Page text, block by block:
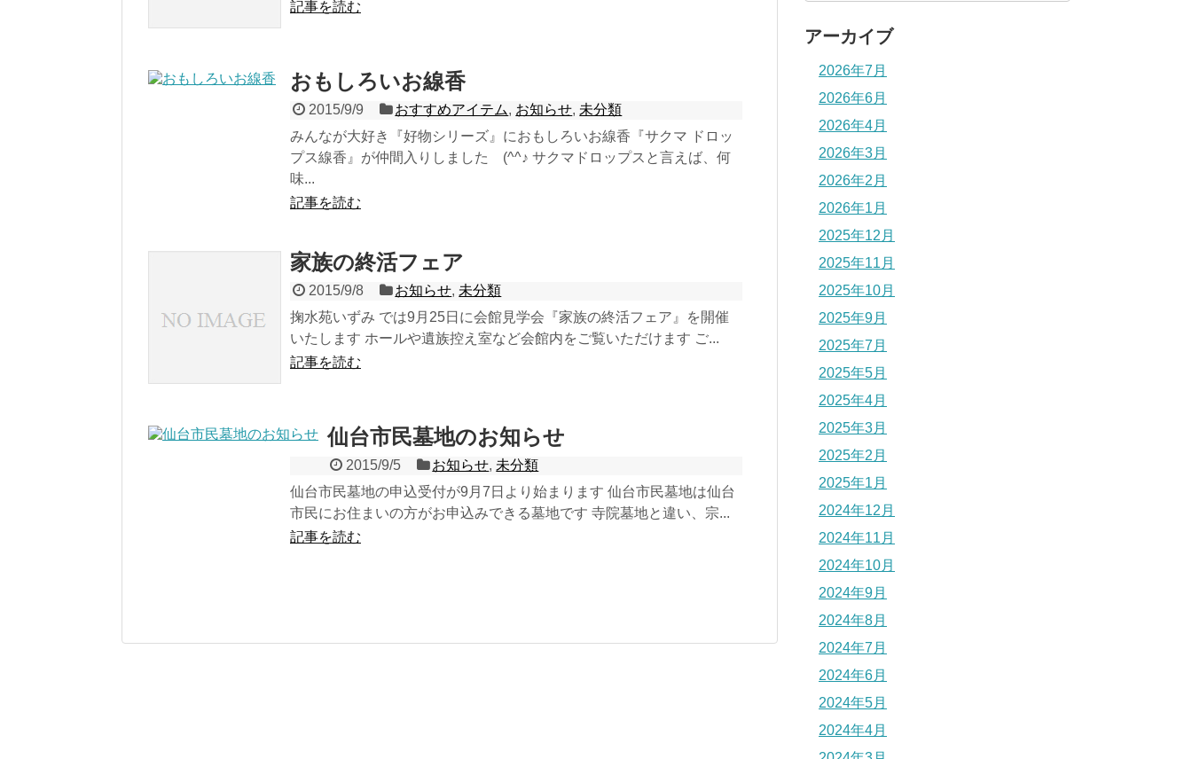
記事を読む
おもしろいお線香
2015/9/9 おすすめアイテム, お知らせ, 未分類
みんなが大好き『好物シリーズ』におもしろいお線香『サクマ ドロッ
プス線香』が仲間入りしました (^^♪ サクマドロップスと言えば、何
味...
記事を読む
家族の終活フェア
2015/9/8 お知らせ, 未分類
掬水苑いずみ では9月25日に会館見学会『家族の終活フェア』を開催
いたします ホールや遺族控え室など会館内をご覧いただけます ご...
記事を読む
仙台市民墓地のお知らせ
2015/9/5 お知らせ, 未分類
仙台市民墓地の申込受付が9月7日より始まります 仙台市民墓地は仙台
市民にお住まいの方がお申込みできる墓地です 寺院墓地と違い、宗...
記事を読む
アーカイブ
2026年7月
2026年6月
2026年4月
2026年3月
2026年2月
2026年1月
2025年12月
2025年11月
2025年10月
2025年9月
2025年7月
2025年5月
2025年4月
2025年3月
2025年2月
2025年1月
2024年12月
2024年11月
2024年10月
2024年9月
2024年8月
2024年7月
2024年6月
2024年5月
2024年4月